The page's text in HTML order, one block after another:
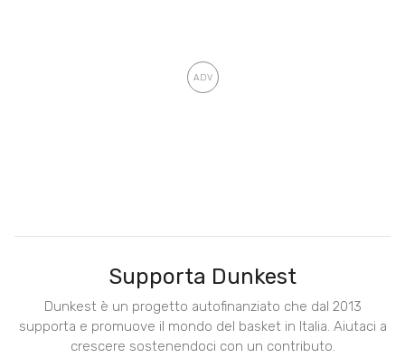
Supporta Dunkest
Dunkest è un progetto autofinanziato che dal 2013
supporta e promuove il mondo del basket in Italia. Aiutaci a
crescere sostenendoci con un contributo.